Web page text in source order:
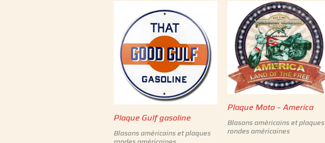
Plaque Gulf gasoline
Blasons américains et plaques
Plaque Moto – America
Blasons américains et plaques
rondes américaines